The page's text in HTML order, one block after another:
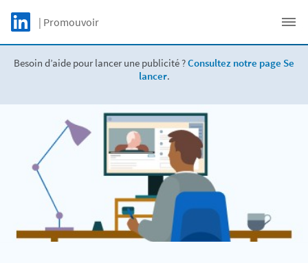
Skip to main content
LinkedIn Logo
| Promouvoir
Besoin d’aide pour lancer une publicité ?Consultez notre page Se
lancer.